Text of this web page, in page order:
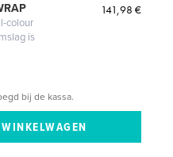
colour
is
141,98 €
bij de kassa.